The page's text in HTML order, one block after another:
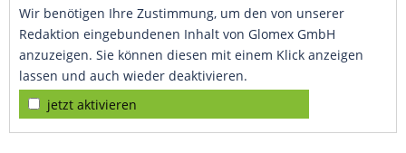
Wir benötigen Ihre Zustimmung, um den von unserer
Redaktion eingebundenen Inhalt von Glomex GmbH
anzuzeigen. Sie können diesen mit einem Klick anzeigen
lassen und auch wieder deaktivieren.
jetzt aktivieren